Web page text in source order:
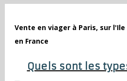
Vente en viager à Paris, sur
en France
Quels sont les